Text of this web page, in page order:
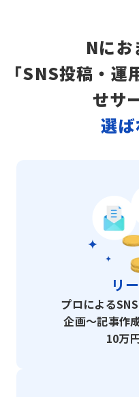
Nにお
「SNS投稿・
せサ
選
リ
プロによる
企画～記事作
10万